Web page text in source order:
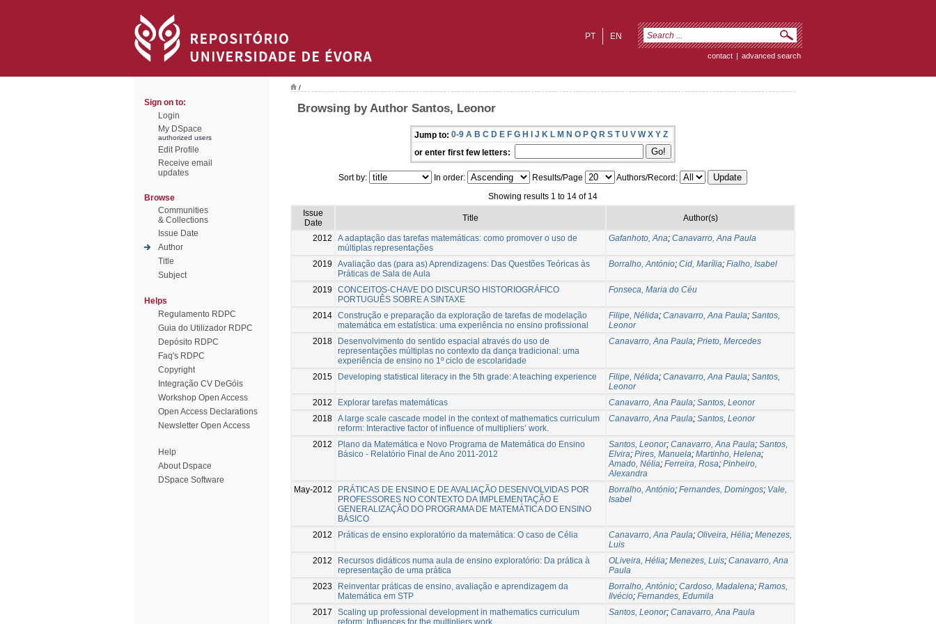
EN
PT
contact | advanced search
Sign on to:
Login
My DSpace
authorized users
Edit Profile
Receive email
updates
Browse
Communities
& Collections
Issue Date
Author
Title
Subject
Helps
Regulamento RDPC
Guia do Utilizador RDPC
Depósito RDPC
Faq's RDPC
Copyright
Integração CV DeGóis
Workshop Open Access
Open Access Declarations
Newsletter Open Access
Help
About Dspace
DSpace Software
/
Browsing by Author Santos, Leonor
Jump to: 0-9 A B C D E F G H I J K L M N O P Q R S T U V W X Y Z
or enter first few letters:
Sort by: In order: Results/Page
Authors/Record:
Showing results 1 to 14 of 14
Issue
Date
Title Author(s)
2012
A adaptação das tarefas matemáticas: como promover o uso de
múltiplas representações
Gafanhoto, Ana; Canavarro, Ana Paula
2019
Avaliação das (para as) Aprendizagens: Das Questões Teóricas às
Práticas de Sala de Aula
Borralho, António; Cid, Marília; Fialho, Isabel
2019
CONCEITOS-CHAVE DO DISCURSO HISTORIOGRÁFICO
PORTUGUÊS SOBRE A SINTAXE
Fonseca, Maria do Céu
2014 Construção e preparação da exploração de tarefas de modelação
matemática em estatística: uma experiência no ensino profissional
Filipe, Nélida; Canavarro, Ana Paula; Santos,
Leonor
2018
Desenvolvimento do sentido espacial através do uso de
representações múltiplas no contexto da dança tradicional: uma
experiência de ensino no 1º ciclo de escolaridade
Canavarro, Ana Paula; Prieto, Mercedes
2015 Developing statistical literacy in the 5th grade: A teaching experience Filipe, Nélida; Canavarro, Ana Paula; Santos,
Leonor
2012
Explorar tarefas matemáticas Canavarro, Ana Paula; Santos, Leonor
2018 A large scale cascade model in the context of mathematics curriculum
reform: Interactive factor of influence of multipliers’ work.
Canavarro, Ana Paula; Santos, Leonor
2012
Plano da Matemática e Novo Programa de Matemática do Ensino
Básico - Relatório Final de Ano 2011-2012
Santos, Leonor; Canavarro, Ana Paula; Santos,
Elvira; Pires, Manuela; Martinho, Helena;
Amado, Nélia; Ferreira, Rosa; Pinheiro,
Alexandra
May-2012
PRÁTICAS DE ENSINO E DE AVALIAÇÃO DESENVOLVIDAS POR
PROFESSORES NO CONTEXTO DA IMPLEMENTAÇÃO E
GENERALIZAÇÃO DO PROGRAMA DE MATEMÁTICA DO ENSINO
BÁSICO
Borralho, António; Fernandes, Domingos; Vale,
Isabel
2012 Práticas de ensino exploratório da matemática: O caso de Célia Canavarro, Ana Paula; Oliveira, Hélia; Menezes,
Luis
2012
Recursos didáticos numa aula de ensino exploratório: Da prática à
representação de uma prática
OLiveira, Hélia; Menezes, Luis; Canavarro, Ana
Paula
2023
Reinventar práticas de ensino, avaliação e aprendizagem da
Matemática em STP
Borralho, António; Cardoso, Madalena; Ramos,
Ilvécio; Fernandes, Edumila
2017
Scaling up professional development in mathematics curriculum
reform: Influences for the multipliers work
Santos, Leonor; Canavarro, Ana Paula